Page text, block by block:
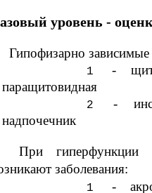
уровень -
Гипофизарно
-
паращитовидная
-
надпочечник
При гиперфункции
заболевания:
-